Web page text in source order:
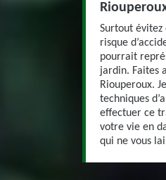
Surtout évitez
risque
pourrait
jardin. Faites
Riouperoux.
techniques
effectuer ce
votre vie en
qui ne vous